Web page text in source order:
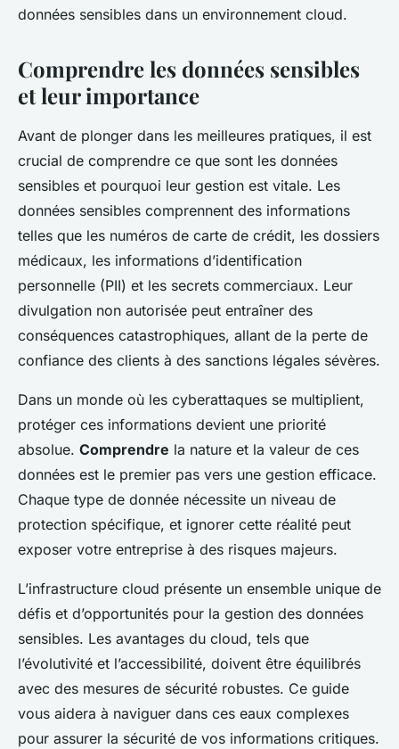
données sensibles dans un environnement cloud.
Comprendre les données sensibles
et leur importance
Avant de plonger dans les meilleures pratiques, il est
crucial de comprendre ce que sont les données
sensibles et pourquoi leur gestion est vitale. Les
données sensibles comprennent des informations
telles que les numéros de carte de crédit, les dossiers
médicaux, les informations d’identification
personnelle (PII) et les secrets commerciaux. Leur
divulgation non autorisée peut entraîner des
conséquences catastrophiques, allant de la perte de
confiance des clients à des sanctions légales sévères.
Dans un monde où les cyberattaques se multiplient,
protéger ces informations devient une priorité
absolue. Comprendre la nature et la valeur de ces
données est le premier pas vers une gestion efficace.
Chaque type de donnée nécessite un niveau de
protection spécifique, et ignorer cette réalité peut
exposer votre entreprise à des risques majeurs.
L’infrastructure cloud présente un ensemble unique de
défis et d’opportunités pour la gestion des données
sensibles. Les avantages du cloud, tels que
l’évolutivité et l’accessibilité, doivent être équilibrés
avec des mesures de sécurité robustes. Ce guide
vous aidera à naviguer dans ces eaux complexes
pour assurer la sécurité de vos informations critiques.